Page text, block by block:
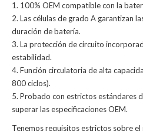
1. 100% OEM compatible con la
2. Las células de grado A garantizan
duración de batería.
3. La protección de circuito
estabilidad.
4. Función circulatoria de alta
800 ciclos).
5. Probado con estrictos estándares
superar las especificaciones OEM.
Tenemos requisitos estrictos sobre